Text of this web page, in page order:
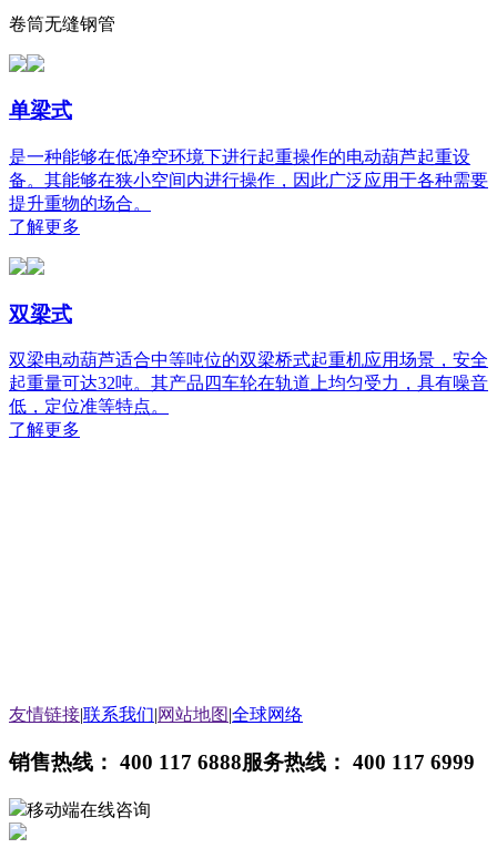
卷筒无缝钢管
单梁式
是一种能够在低净空环境下进行起重操作的电动葫芦起重设
备。其能够在狭小空间内进行操作，因此广泛应用于各种需要
提升重物的场合。
了解更多
双梁式
双梁电动葫芦适合中等吨位的双梁桥式起重机应用场景，安全
起重量可达32吨。其产品四车轮在轨道上均匀受力，具有噪音
低，定位准等特点。
了解更多
友情链接联系我们 网站地图 全球网络
销售热线： 400 117 6888服务热线： 400 117 6999
移动端在线咨询